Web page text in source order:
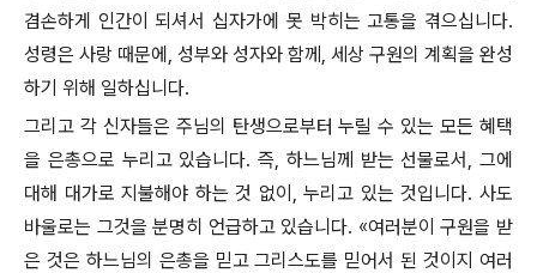
겸손하게 인간이 되셔서 십자가에 못 박히는 고통을 겪으십니다.
성령은 사랑 때문에, 성부와 성자와 함께, 세상 구원의 계획을 완성
하기 위해 일하십니다.
그리고 각 신자들은 주님의 탄생으로부터 누릴 수 있는 모든 혜택
을 은총으로 누리고 있습니다. 즉, 하느님께 받는 선물로서, 그에
대해 대가로 지불해야 하는 것 없이, 누리고 있는 것입니다. 사도
바울로는 그것을 분명히 언급하고 있습니다. «여러분이 구원을 받
은 것은 하느님의 은총을 믿고 그리스도를 믿어서 된 것이지 여러